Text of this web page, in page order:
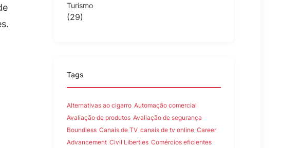
Turismo
(29)
Tags
Alternativas ao cigarro Automação comercial
Avaliação de produtos Avaliação de segurança
Boundless Canais de TV canais de tv online Career
Advancement Civil Liberties Comércios eficientes